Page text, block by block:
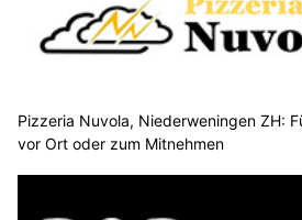
Pizzeria Nuvola, Niederweningen ZH:
vor Ort oder zum Mitnehmen